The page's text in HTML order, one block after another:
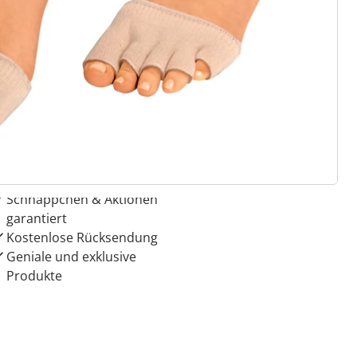
für
Dauerhaft günstige Preise
Schnäppchen & Aktionen
garantiert
Kostenlose Rücksendung
Geniale und exklusive
Produkte